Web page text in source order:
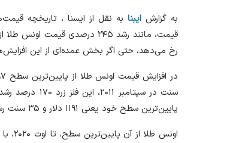
به گزارش ایبنا به نقل از ایسنا ، تاریخچه
رخ می‌دهد، حتی اگر بخش عمده‌ای از این
پایین‌ترین سطح خود یعنی ۱۱۹۱ دلار و ۳۵ سنت رسید.